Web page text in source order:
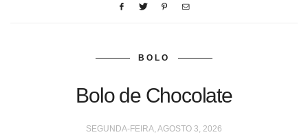
BOLO
Bolo de Chocolate
SEGUNDA-FEIRA, AGOSTO 3, 2026